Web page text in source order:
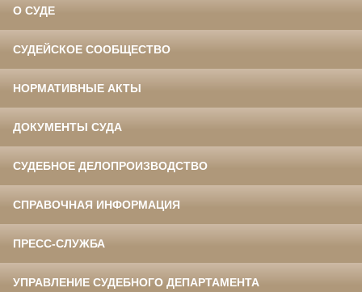
О СУДЕ
СУДЕЙСКОЕ СООБЩЕСТВО
НОРМАТИВНЫЕ АКТЫ
ДОКУМЕНТЫ СУДА
СУДЕБНОЕ ДЕЛОПРОИЗВОДСТВО
СПРАВОЧНАЯ ИНФОРМАЦИЯ
ПРЕСС-СЛУЖБА
УПРАВЛЕНИЕ СУДЕБНОГО ДЕПАРТАМЕНТА